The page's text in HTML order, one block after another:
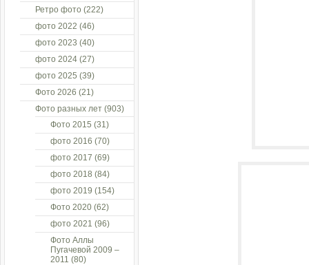
Ретро фото (222)
фото 2022 (46)
фото 2023 (40)
фото 2024 (27)
фото 2025 (39)
Фото 2026 (21)
Фото разных лет (903)
Фото 2015 (31)
фото 2016 (70)
фото 2017 (69)
фото 2018 (84)
фото 2019 (154)
Фото 2020 (62)
фото 2021 (96)
Фото Аллы
Пугачевой 2009 –
2011 (80)